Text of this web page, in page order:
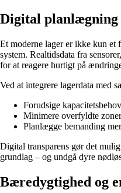
Digital planlægning
Et moderne lager er ikke kun et
system. Realtidsdata fra
for at reagere hurtigt på
Ved at integrere lagerdata med
Forudsige
Minimere overfyldte
Planlægge bemanding
Digital transparens gør det
grundlag – og undgå dyre
Bæredygtighed og